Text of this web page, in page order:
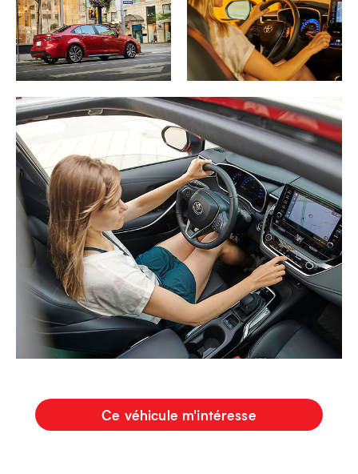
Ce véhicule m'intéresse